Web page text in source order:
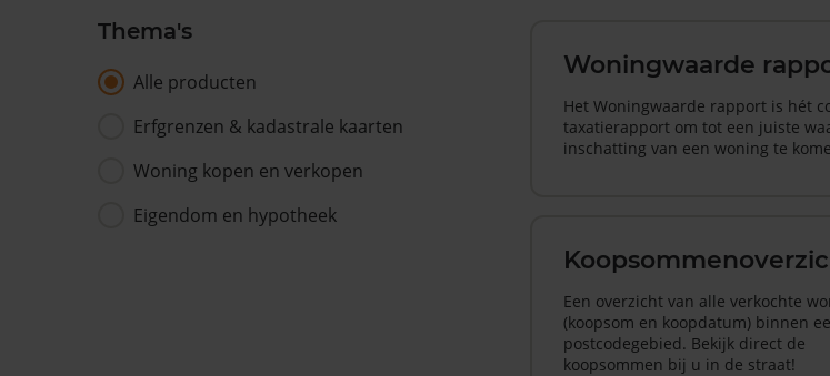
Thema's
Alle producten
Erfgrenzen & kadastrale kaarten
Woning kopen en verkopen
Eigendom en hypotheek
Woningwaarde
Het Woningwaarde rapport is hét
taxatierapport om tot een juiste
inschatting van een woning te
Een overzicht van alle verkochte
(koopsom en koopdatum) binnen
postcodegebied. Bekijk direct de
koopsommen bij u in de straat!